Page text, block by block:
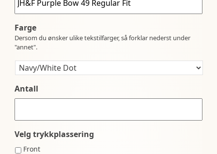
Farge
Dersom du ønsker ulike tekstilfarger, så forklar nederst under
"annet".
Antall
Velg trykkplassering
Front